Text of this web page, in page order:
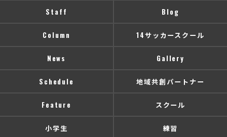
Staff Blog
Column 14サッカースクール
News Gallery
Schedule 地域共創パートナー
Feature スクール
小学生 練習